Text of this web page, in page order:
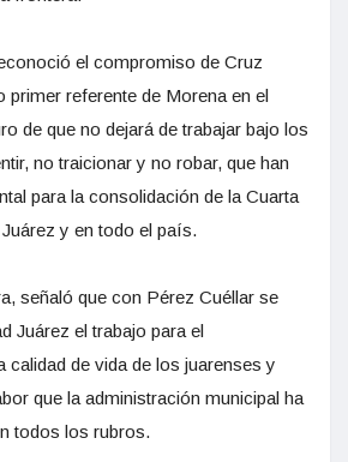
el compromiso de Cruz
primer referente de Morena en el
de que no dejará de trabajar bajo los
no traicionar y no robar, que han
para la consolidación de la Cuarta
y en todo el país.
señaló que con Pérez Cuéllar se
Juárez el trabajo para el
calidad de vida de los juarenses y
que la administración municipal ha
todos los rubros.